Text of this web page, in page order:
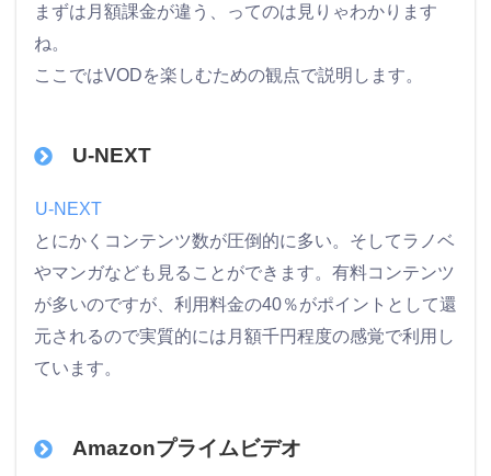
まずは月額課金が違う、ってのは見りゃわかります
ね。
ここではVODを楽しむための観点で説明します。
U-NEXT
U-NEXT
とにかくコンテンツ数が圧倒的に多い。そしてラノベ
やマンガなども見ることができます。有料コンテンツ
が多いのですが、利用料金の40％がポイントとして還
元されるので実質的には月額千円程度の感覚で利用し
ています。
Amazonプライムビデオ